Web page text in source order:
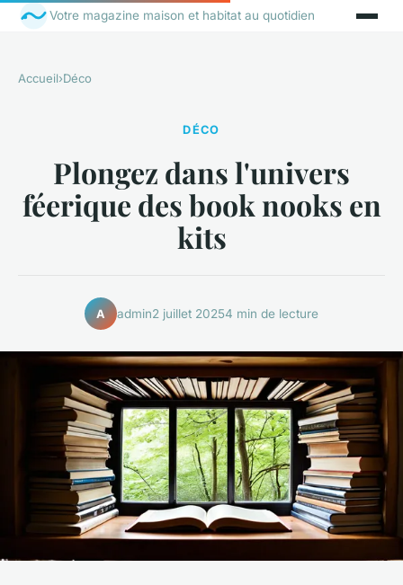
Votre magazine maison et habitat au quotidien
Accueil›Déco
DÉCO
Plongez dans l'univers
féerique des book nooks en
kits
A admin2 juillet 20254 min de lecture